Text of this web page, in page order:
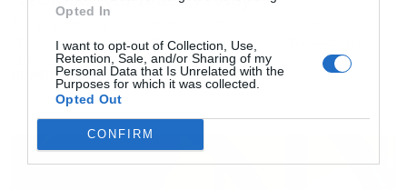
Opted In
I want to opt-out of Collection, Use,
Retention, Sale, and/or Sharing of my
Personal Data that Is Unrelated with the
Purposes for which it was collected.
Opted Out
CONFIRM
Το Χρηματιστήριο, που επανασυστήνεται στους Έλληνες
επενδυτές, τα εγκαίνια του νέου «αρχηγείου» της ΑΑΔΕ και η
επιλογή Θεοχάρη για τον ΠΟΤ
NEWSROOM